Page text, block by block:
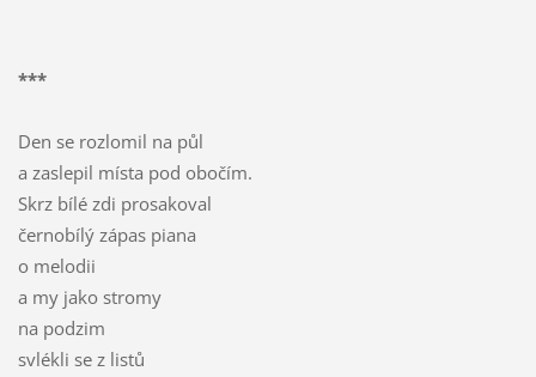
***
Den se rozlomil na půl
a zaslepil místa pod obočím.
Skrz bílé zdi prosakoval
černobílý zápas piana
o melodii
a my jako stromy
na podzim
svlékli se z listů